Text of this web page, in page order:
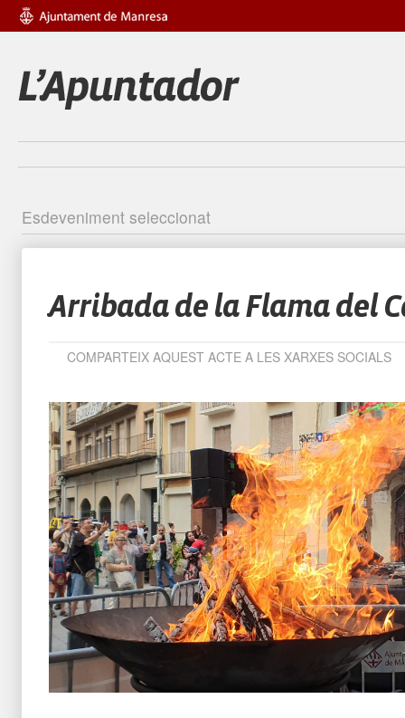
Esdeveniment seleccionat
Arribada de la Flama del
COMPARTEIX AQUEST ACTE A LES XARXES SOCIALS